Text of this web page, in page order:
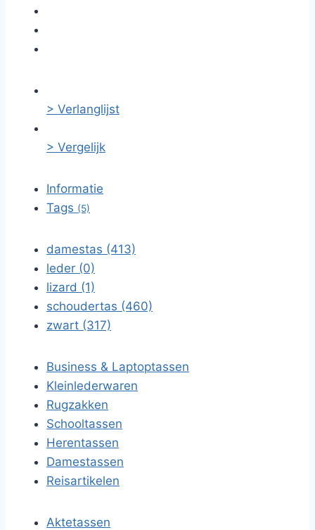
> Verlanglijst
> Vergelijk
Informatie
Tags (5)
damestas (413)
leder (0)
lizard (1)
schoudertas (460)
zwart (317)
Business & Laptoptassen
Kleinlederwaren
Rugzakken
Schooltassen
Herentassen
Damestassen
Reisartikelen
Aktetassen